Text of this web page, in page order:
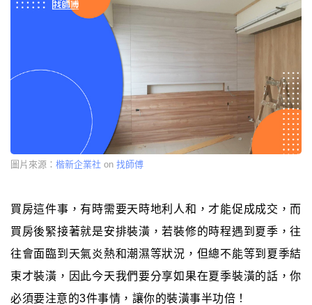
圖片來源： 楷新企業社 on 找師傅
買房這件事，有時需要天時地利人和，才能促成成交，而
買房後緊接著就是安排裝潢，若裝修的時程遇到夏季，往
往會面臨到天氣炎熱和潮濕等狀況，但總不能等到夏季結
束才裝潢，因此今天我們要分享如果在夏季裝潢的話，你
必須要注意的3件事情，讓你的裝潢事半功倍！